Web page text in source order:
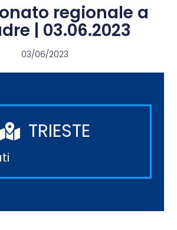
regionale a
| 03.06.2023
03/06/2023
TRIESTE